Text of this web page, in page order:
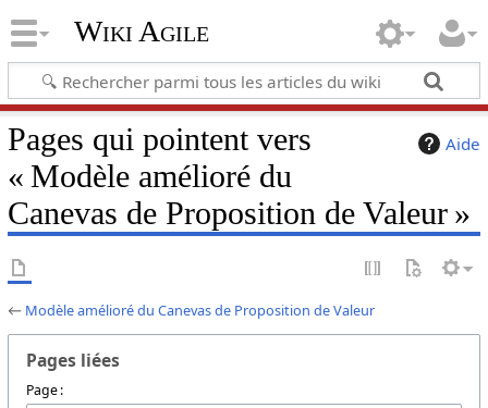
Wiki Agile
Aide
Pages qui pointent vers
« Modèle amélioré du
Canevas de Proposition de Valeur »
← Modèle amélioré du Canevas de Proposition de Valeur
Pages liées
Page :